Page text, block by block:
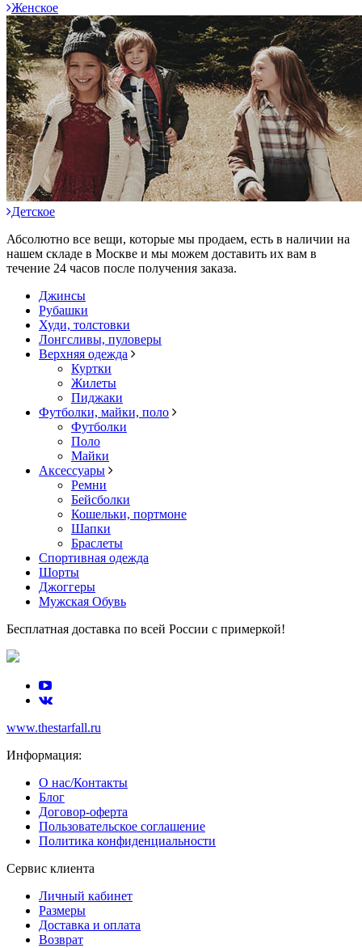
Женское
Детское
Абсолютно все вещи, которые мы продаем, есть в наличии на
нашем складе в Москве и мы можем доставить их вам в
течение 24 часов после получения заказа.
Джинсы
Рубашки
Худи, толстовки
Лонгсливы, пуловеры
Верхняя одежда
Куртки
Жилеты
Пиджаки
Футболки, майки, поло
Футболки
Поло
Майки
Аксессуары
Ремни
Бейсболки
Кошельки, портмоне
Шапки
Браслеты
Спортивная одежда
Шорты
Джоггеры
Мужская Обувь
Бесплатная доставка по всей России с примеркой!
www.thestarfall.ru
Информация:
О нас/Контакты
Блог
Договор-оферта
Пользовательское соглашение
Политика конфиденциальности
Сервис клиента
Личный кабинет
Размеры
Доставка и оплата
Возврат